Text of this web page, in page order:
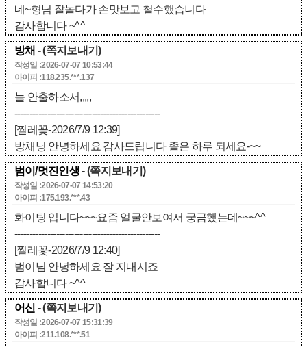
네~형님 잘놀다가 손맛보고 철수했습니다
감사합니다 ~^^
방채 - (쪽지보내기)
작성일 :2026-07-07 10:53:44
아이피 :118.235.***.137
늘 안출하소서,,,,,
-------------------------------------------------
[찔레꽃-2026/7/9 12:39]
방채닝 안녕하세요 감사드립니다 졸은 하루 되세요-~~
범이/멋진인생- (쪽지보내기)
작성일 :2026-07-07 14:53:20
아이피 :175.193.***.43
화이팅 입니다~~~요즘 얼굴안보여서 궁금했는데~~~^^
-------------------------------------------------
[찔레꽃-2026/7/9 12:40]
범이님 안녕하세요 잘 지내시죠
감사합니다 ~^^
어신 - (쪽지보내기)
작성일 :2026-07-07 15:31:39
아이피 :211.108.***.51